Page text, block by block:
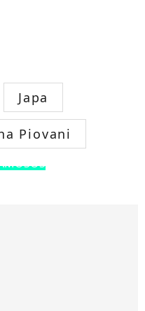
Japa
Piovani